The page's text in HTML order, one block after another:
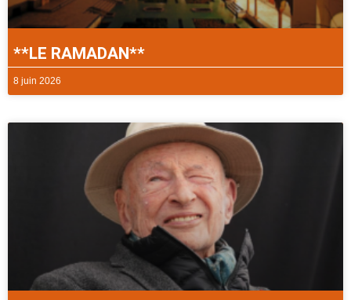
**LE RAMADAN**
8 juin 2026